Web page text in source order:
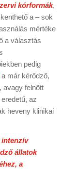
kórformák,
a – sok
mértéke
a választás
pedig
már kérődző,
avagy felnőtt
az
heveny klinikai
intenzív
állatok
a